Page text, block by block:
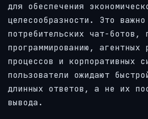
для обеспечения
целесообразности. Это
потребительских чат-ботов,
программированию, агентных
процессов и корпоративных
пользователи ожидают
длинных ответов, а не их
вывода.